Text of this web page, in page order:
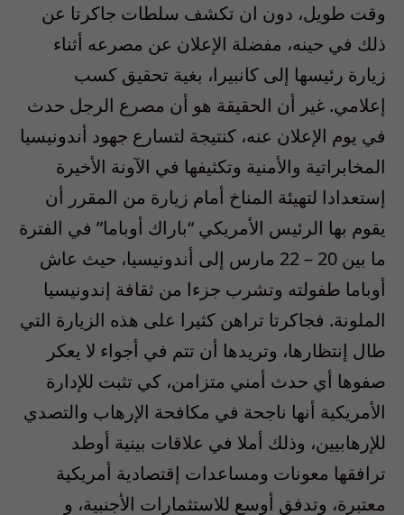
وقت طويل، دون ان تكشف سلطات جاكرتا عن
ذلك في حينه، مفضلة الإعلان عن مصرعه أثناء
زيارة رئيسها إلى كانبيرا، بغية تحقيق كسب
إعلامي. غير أن الحقيقة هو أن مصرع الرجل حدث
في يوم الإعلان عنه، كنتيجة لتسارع جهود أندونيسيا
المخابراتية والأمنية وتكثيفها في الآونة الأخيرة
إستعدادا لتهيئة المناخ أمام زيارة من المقرر أن
يقوم بها الرئيس الأمريكي “باراك أوباما” في الفترة
ما بين 20 – 22 مارس إلى أندونيسيا، حيث عاش
أوباما طفولته وتشرب جزءا من ثقافة إندونيسيا
الملونة. فجاكرتا تراهن كثيرا على هذه الزيارة التي
طال إنتظارها، وتريدها أن تتم في أجواء لا يعكر
صفوها أي حدث أمني متزامن، كي تثبت للإدارة
الأمريكية أنها ناجحة في مكافحة الإرهاب والتصدي
للإرهابيين، وذلك أملا في علاقات بينية أوطد
ترافقها معونات ومساعدات إقتصادية أمريكية
معتبرة، وتدفق أوسع للاستثمارات الأجنبية، و